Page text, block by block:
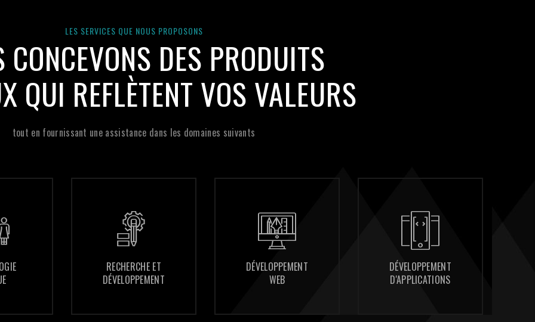
LES SERVICES QUE NOUS PROPOSONS
CONCEVONS DES PRODUITS
QUI REFLÈTENT VOS VALEURS
tout en fournissant une assistance dans les domaines suivants
RECHERCHE ET
DÉVELOPPEMENT
RECHERCHE ET
DÉVELOPPEMENT
DÉVELOPPEMENT
DÉVELOPPEMENT
DÉVELOPPEMENT
DÉVELOPPEMENT
CONSULTING
CONSULTING